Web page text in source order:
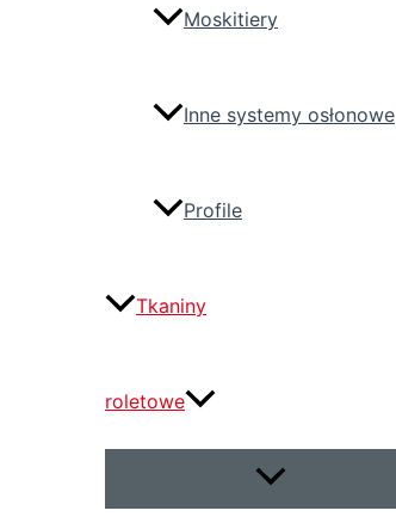
Moskitiery
Inne systemy osłonowe
Profile
Tkaniny
roletowe
Przełącznik